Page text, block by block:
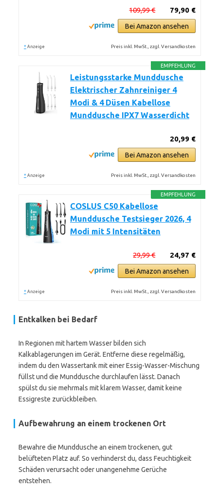
79,90 €
109,99 €
Bei Amazon ansehen
* Anzeige Preis inkl. MwSt., zzgl. Versandkosten
EMPFEHLUNG
Leistungsstarke Munddusche
Elektrischer Zahnreiniger 4
Modi & 4 Düsen Kabellose
Munddusche IPX7 Wasserdicht
20,99 €
Bei Amazon ansehen
* Anzeige Preis inkl. MwSt., zzgl. Versandkosten
EMPFEHLUNG
COSLUS C50 Kabellose
Munddusche Testsieger 2026, 4
Modi mit 5 Intensitäten
24,97 €
29,99 €
Bei Amazon ansehen
* Anzeige Preis inkl. MwSt., zzgl. Versandkosten
Entkalken bei Bedarf
In Regionen mit hartem Wasser bilden sich
Kalkablagerungen im Gerät. Entferne diese regelmäßig,
indem du den Wassertank mit einer Essig-Wasser-Mischung
füllst und die Munddusche durchlaufen lässt. Danach
spülst du sie mehrmals mit klarem Wasser, damit keine
Essigreste zurückbleiben.
Aufbewahrung an einem trockenen Ort
Bewahre die Munddusche an einem trockenen, gut
belüfteten Platz auf. So verhinderst du, dass Feuchtigkeit
Schäden verursacht oder unangenehme Gerüche
entstehen.